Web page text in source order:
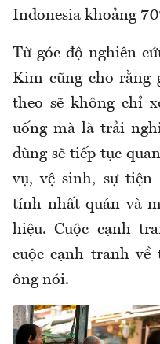
Indonesia khoảng
Từ góc độ nghiên
Kim cũng cho rằng
theo sẽ không chỉ
uống mà là trải
dùng sẽ tiếp tục
vụ, vệ sinh, sự tiện
tính nhất quán và
hiệu. Cuộc cạnh
cuộc cạnh tranh về
ông nói.